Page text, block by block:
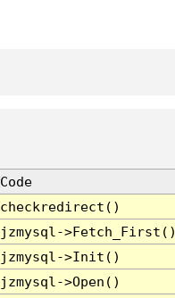
Code
checkredirect()
jzmysql-
jzmysql->Init()
jzmysql->Open()